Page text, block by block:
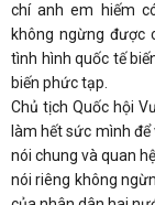
chí anh em hiếm
không ngừng được
tình hình quốc tế
biến phức tạp.
Chủ tịch Quốc hội
làm hết sức mình
nói chung và quan
nói riêng không